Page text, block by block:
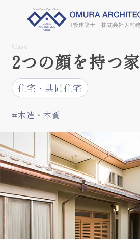
Case
2つの顔を持つ家
住宅・共同住宅
#木造・木質